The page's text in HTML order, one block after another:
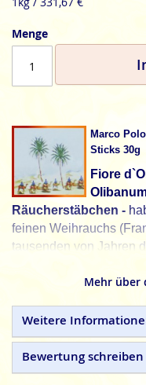
Menge
Marco
Sticks 30g
Fiore
Räucherstäbchen -
feinen Weihrauchs
tausenden von Jahren
Wohlgeruch entströmt
Aus dem
Nähe der Region wo
erblickte, wird das
goldbraune
Mehr über
Weitere
Bewertung schreiben